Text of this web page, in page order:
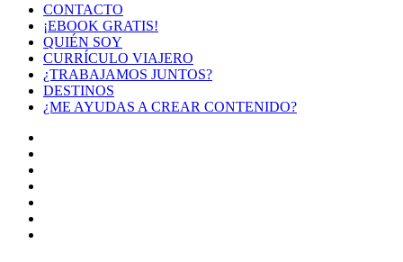
CONTACTO
¡EBOOK GRATIS!
QUIÉN SOY
CURRÍCULO VIAJERO
¿TRABAJAMOS JUNTOS?
DESTINOS
¿ME AYUDAS A CREAR CONTENIDO?